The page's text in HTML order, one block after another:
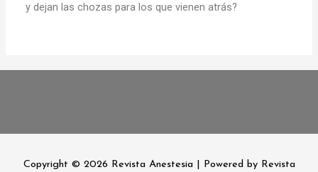
y dejan las chozas para los que vienen atrás?
Copyright © 2026 Revista Anestesia | Powered by Revista